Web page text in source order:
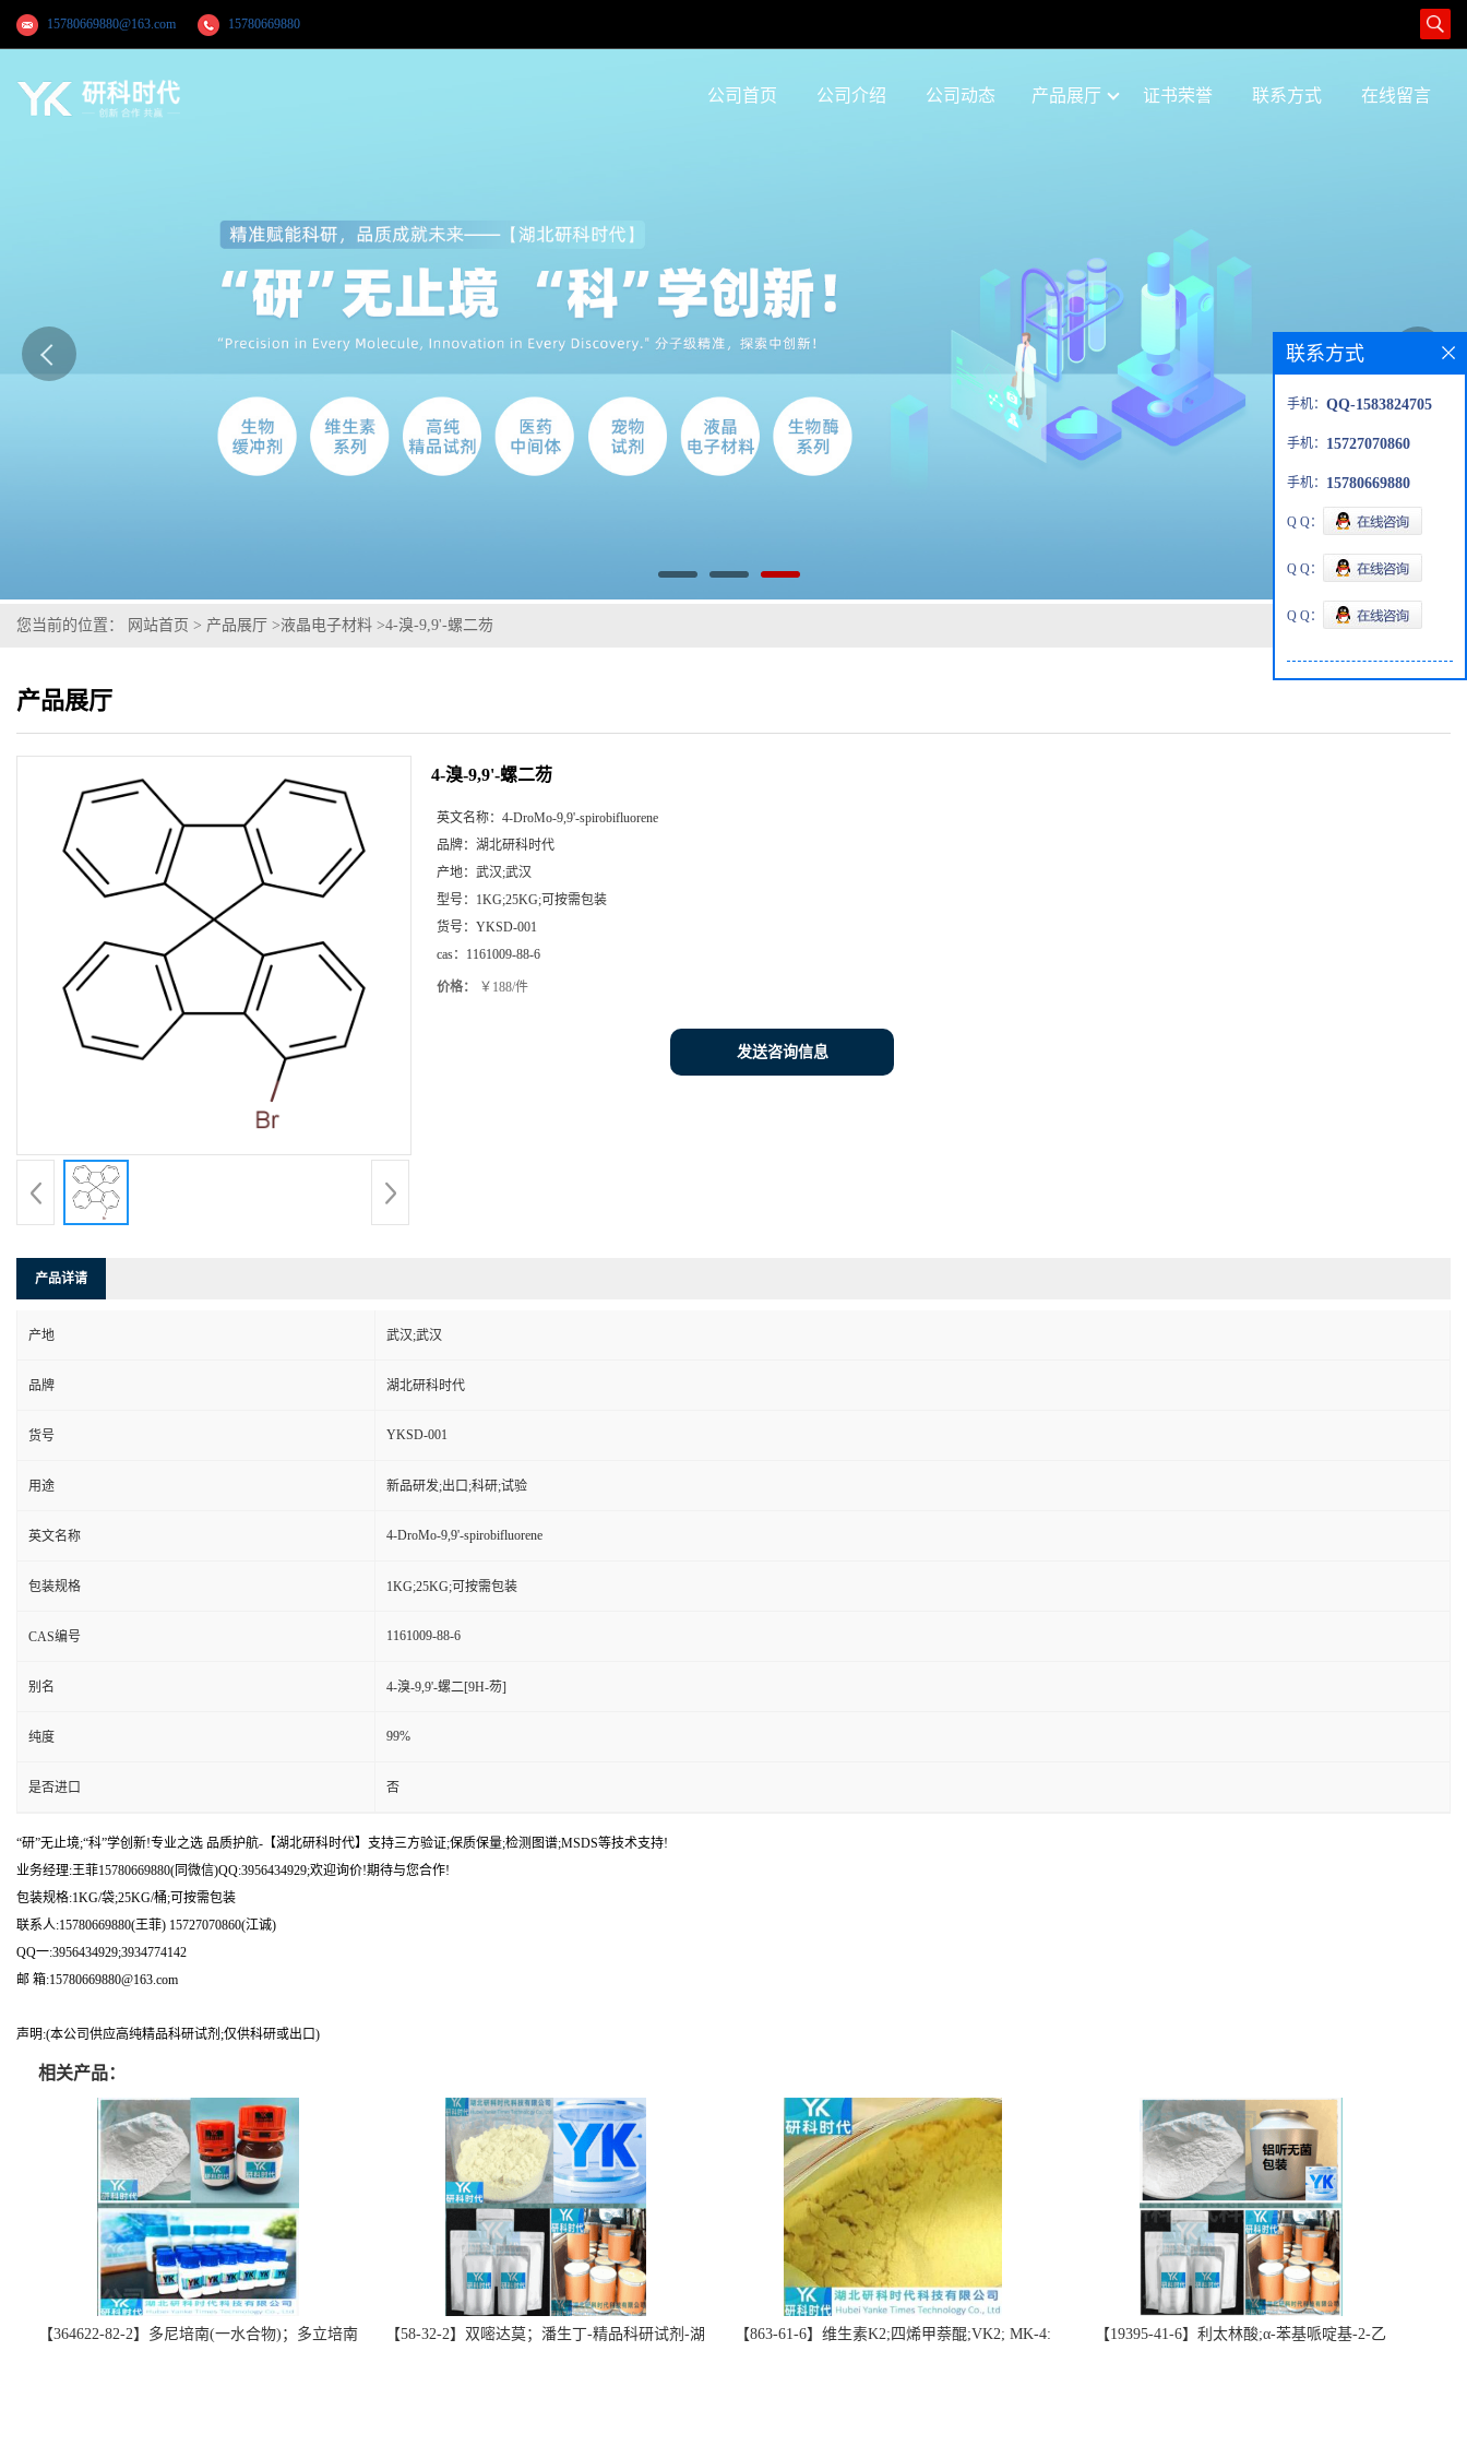
15780669880@163.com 15780669880
公司首页 公司介绍 公司动态 产品展厅 证书荣誉 联系方式 在线留言
您当前的位置： 网站首页 > 产品展厅 >液晶电子材料 >4-溴-9,9'-螺二芴
产品展厅
4-溴-9,9'-螺二芴
英文名称： 4-DroMo-9,9'-spirobifluorene
品牌： 湖北研科时代
产地： 武汉;武汉
型号： 1KG;25KG;可按需包装
货号： YKSD-001
cas： 1161009-88-6
价格： ￥188/件
发送咨询信息
产品详请
产地 武汉;武汉
品牌 湖北研科时代
货号 YKSD-001
用途 新品研发;出口;科研;试验
英文名称 4-DroMo-9,9'-spirobifluorene
包装规格 1KG;25KG;可按需包装
CAS编号 1161009-88-6
别名 4-溴-9,9'-螺二[9H-芴]
纯度 99%
是否进口 否
“研”无止境;“科”学创新!专业之选 品质护航-【湖北研科时代】支持三方验证;保质保量;检测图谱;MSDS等技术支持!
业务经理:王菲15780669880(同微信)QQ:3956434929;欢迎询价!期待与您合作!
包装规格:1KG/袋;25KG/桶;可按需包装
联系人:15780669880(王菲) 15727070860(江诚)
QQ一:3956434929;3934774142
邮 箱:15780669880@163.com
声明:(本公司供应高纯精品科研试剂;仅供科研或出口)
相关产品：
【364622-82-2】多尼培南(一水合物)；多立培南
【58-32-2】双嘧达莫；潘生丁-精品科研试剂-湖
【863-61-6】维生素K2;四烯甲萘醌;VK2; MK-4:
【19395-41-6】利太林酸;α-苯基哌啶基-2-乙
联系方式
手机： QQ-1583824705
手机： 15727070860
手机： 15780669880
Q Q：
Q Q：
Q Q：